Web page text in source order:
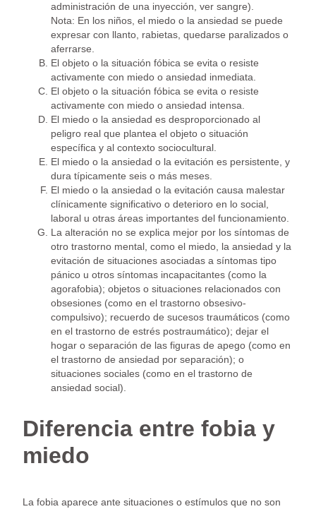
administración de una inyección, ver sangre).
Nota: En los niños, el miedo o la ansiedad se puede
expresar con llanto, rabietas, quedarse paralizados o
aferrarse.
El objeto o la situación fóbica se evita o resiste
activamente con miedo o ansiedad inmediata.
El objeto o la situación fóbica se evita o resiste
activamente con miedo o ansiedad intensa.
El miedo o la ansiedad es desproporcionado al
peligro real que plantea el objeto o situación
específica y al contexto sociocultural.
El miedo o la ansiedad o la evitación es persistente, y
dura típicamente seis o más meses.
El miedo o la ansiedad o la evitación causa malestar
clínicamente significativo o deterioro en lo social,
laboral u otras áreas importantes del funcionamiento.
La alteración no se explica mejor por los síntomas de
otro trastorno mental, como el miedo, la ansiedad y la
evitación de situaciones asociadas a síntomas tipo
pánico u otros síntomas incapacitantes (como la
agorafobia); objetos o situaciones relacionados con
obsesiones (como en el trastorno obsesivo-
compulsivo); recuerdo de sucesos traumáticos (como
en el trastorno de estrés postraumático); dejar el
hogar o separación de las figuras de apego (como en
el trastorno de ansiedad por separación); o
situaciones sociales (como en el trastorno de
ansiedad social).
Diferencia entre fobia y
miedo
La fobia aparece ante situaciones o estímulos que no son